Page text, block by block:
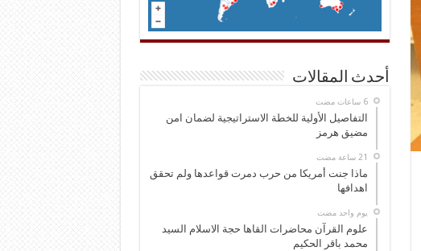
أحدث المقالات
‏6 ساعات مضت
التفاصيل الأولية للخطة الاستراتيجية لضمان امن
مضيق هرمز
ماذا جنت أمريكا من حرب دمرت قواعدها ولم تحقق
اهدافها
‏يوم واحد مضت
علوم القرآن محاضرات القاها حجة الاسلام السيد
محمد باقر الحكيم